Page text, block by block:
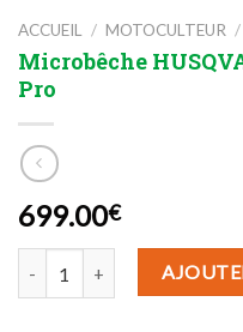
ACCUEIL / MOTOCULTEUR /
Microbêche
Pro
699.00€